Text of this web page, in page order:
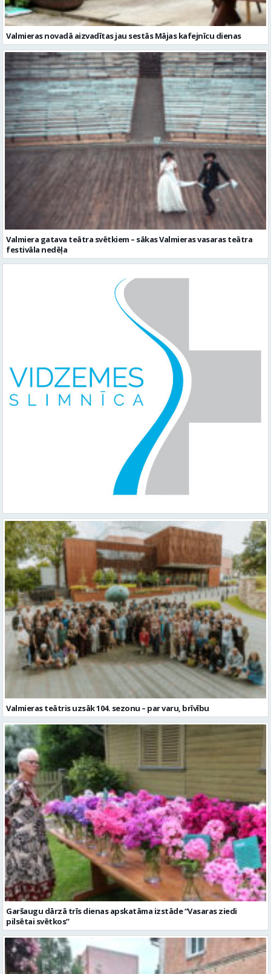
Valmieras novadā aizvadītas jau sestās Mājas kafejnīcu dienas
Valmiera gatava teātra svētkiem – sākas Valmieras vasaras teātra
festivāla nedēļa
Valmieras teātris uzsāk 104. sezonu – par varu, brīvību
Garšaugu dārzā trīs dienas apskatāma izstāde “Vasaras ziedi
pilsētai svētkos”